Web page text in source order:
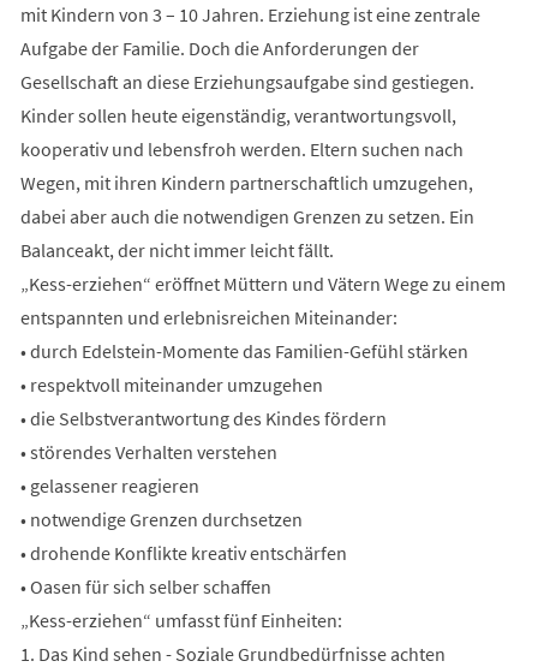
mit Kindern von 3 – 10 Jahren. Erziehung ist eine zentrale
Aufgabe der Familie. Doch die Anforderungen der
Gesellschaft an diese Erziehungsaufgabe sind gestiegen.
Kinder sollen heute eigenständig, verantwortungsvoll,
kooperativ und lebensfroh werden. Eltern suchen nach
Wegen, mit ihren Kindern partnerschaftlich umzugehen,
dabei aber auch die notwendigen Grenzen zu setzen. Ein
Balanceakt, der nicht immer leicht fällt.
„Kess-erziehen“ eröffnet Müttern und Vätern Wege zu einem
entspannten und erlebnisreichen Miteinander:
• durch Edelstein-Momente das Familien-Gefühl stärken
• respektvoll miteinander umzugehen
• die Selbstverantwortung des Kindes fördern
• störendes Verhalten verstehen
• gelassener reagieren
• notwendige Grenzen durchsetzen
• drohende Konflikte kreativ entschärfen
• Oasen für sich selber schaffen
„Kess-erziehen“ umfasst fünf Einheiten:
1. Das Kind sehen - Soziale Grundbedürfnisse achten